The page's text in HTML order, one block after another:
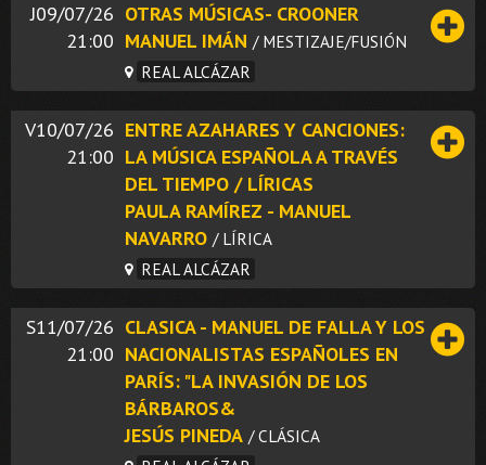
J09/07/26
21:00
OTRAS MÚSICAS- CROONER
MANUEL IMÁN / MESTIZAJE/FUSIÓN
REAL ALCÁZAR
V10/07/26
21:00
ENTRE AZAHARES Y CANCIONES:
LA MÚSICA ESPAÑOLA A TRAVÉS
DEL TIEMPO / LÍRICAS
PAULA RAMÍREZ - MANUEL
NAVARRO / LÍRICA
REAL ALCÁZAR
S11/07/26
21:00
CLASICA - MANUEL DE FALLA Y LOS
NACIONALISTAS ESPAÑOLES EN
PARÍS: "LA INVASIÓN DE LOS
BÁRBAROS&
JESÚS PINEDA / CLÁSICA